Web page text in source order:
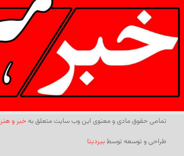
تمامی حقوق مادی و معنوی این وب سایت متعلق بهخبر و هنر
طراحی و توسعه توسطبیردیتا